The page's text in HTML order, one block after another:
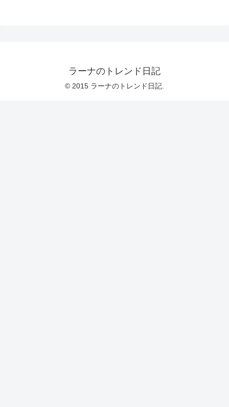
ラーナのトレンド日記
© 2015 ラーナのトレンド日記.